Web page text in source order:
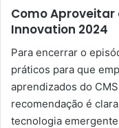
Como Aproveitar
Innovation 2024
Para encerrar o
práticos para que
aprendizados do
recomendação é
tecnologia